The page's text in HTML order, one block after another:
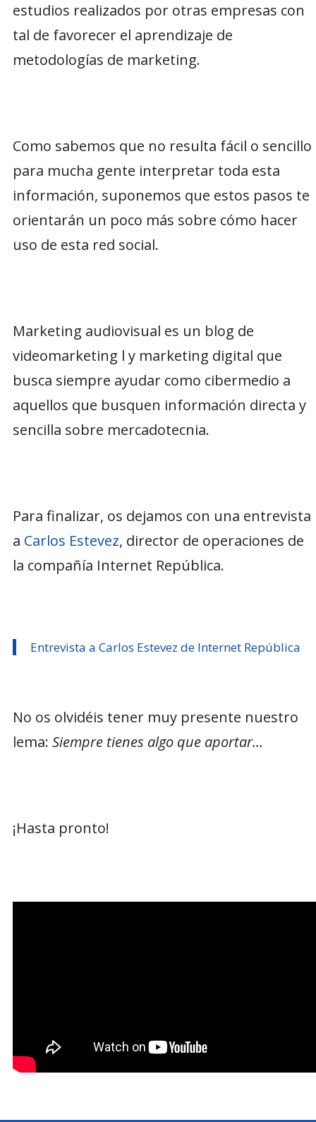
estudios realizados por otras empresas con
tal de favorecer el aprendizaje de
metodologías de marketing.
Como sabemos que no resulta fácil o sencillo
para mucha gente interpretar toda esta
información, suponemos que estos pasos te
orientarán un poco más sobre cómo hacer
uso de esta red social.
Marketing audiovisual es un blog de
videomarketing l y marketing digital que
busca siempre ayudar como cibermedio a
aquellos que busquen información directa y
sencilla sobre mercadotecnia.
Para finalizar, os dejamos con una entrevista
a Carlos Estevez, director de operaciones de
la compañía Internet República.
Entrevista a Carlos Estevez de Internet República
No os olvidéis tener muy presente nuestro
lema: Siempre tienes algo que aportar…
¡Hasta pronto!